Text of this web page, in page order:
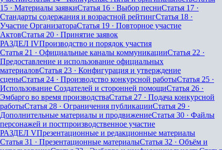
15 · Материалы заявкиСтатья 16 · Выбор песниСтатья 17 ·
Стандарты содержания и возрастной рейтингСтатья 18 ·
Участие ОрганизатораСтатья 19 · Повторное участие
АктовСтатья 20 · Принятие заявок
РАЗДЕЛ IVПроизводство и порядок участия
Статья 21 · Официальные каналы коммуникацииСтатья 22 ·
Предоставление и использование официальных
материаловСтатья 23 · Конфигурация и утверждение
сценыСтатья 24 · Производство конкурсной работыСтатья 25 ·
Использование Создателей и сторонней помощиСтатья 26 ·
Эмбарго во время производстваСтатья 27 · Подача конкурсной
работыСтатья 28 · Ограничения публикацииСтатья 29 ·
Дополнительные материалы и продвижениеСтатья 30 · Файлы
персонажей и постпроизводственное участие
РАЗДЕЛ VПрезентационные и редакционные материалы
Статья 31 · Презентационные материалыСтатья 32 · Объём и